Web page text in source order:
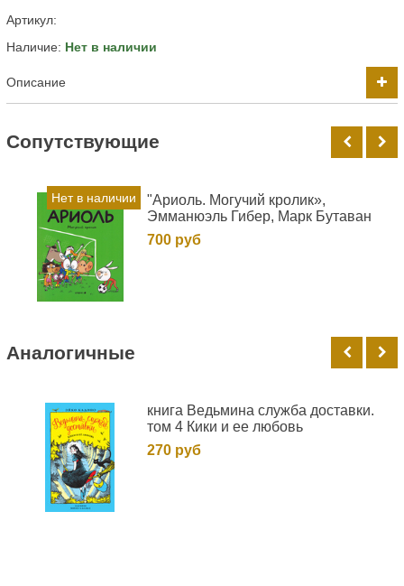
Артикул:
Наличие: Нет в наличии
Описание
Cопутствующие
Нет в наличии
"Ариоль. Могучий кролик»,
Эмманюэль Гибер, Марк Бутаван
700 руб
Аналогичные
книга Ведьмина служба доставки.
том 4 Кики и ее любовь
270 руб